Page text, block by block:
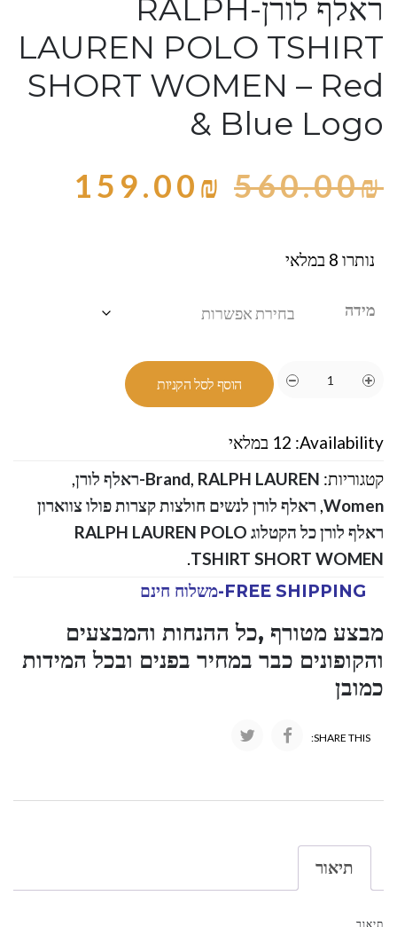
ראלף לורן-RALPH
LAUREN POLO TSHIRT
SHORT WOMEN – Red
& Blue Logo
560.00₪
159.00₪
נותרו 8 במלאי
מידה
הוסף לסל הקניות
Availability: 12 במלאי
קטגוריות:
Brand, RALPH LAUREN-ראלף לורן
,
Women
, ראלף לורן לנשים חולצות קצרות פולו צווארון
ראלף לורן כל הקטלוג RALPH LAUREN POLO
TSHIRT SHORT WOMEN
.
FREE SHIPPING-משלוח חינם
מבצע מטורף ,כל ההנחות והמבצעים
והקופונים כבר במחיר בפנים ובכל המידות
כמובן
SHARE THIS:
תיאור
תיאור